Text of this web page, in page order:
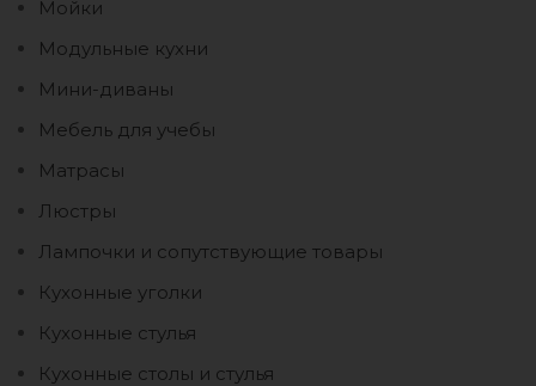
Мойки
Модульные кухни
Мини-диваны
Мебель для учебы
Матрасы
Люстры
Лампочки и сопутствующие товары
Кухонные уголки
Кухонные стулья
Кухонные столы и стулья